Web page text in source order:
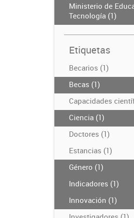
Ministerio de
Tecnología (1)
Etiquetas
Becarios (1)
Becas (1)
Capacidades
Ciencia (1)
Doctores (1)
Estancias (1)
Género (1)
Indicadores (1)
Innovación (1)